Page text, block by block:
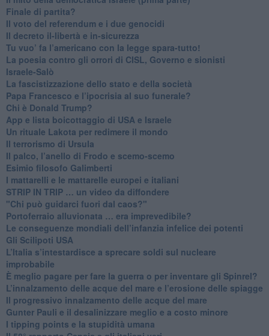
​Finale di partita?
​Il voto del referendum e i due genocidi
Il decreto il-libertà e in-sicurezza
Tu vuo’ fa l’americano con la legge spara-tutto!
La poesia contro gli orrori di CISL, Governo e sionisti
Israele-Salò
​La fascistizzazione dello stato e della società
Papa Francesco e l’ipocrisia al suo funerale?
​Chi è Donald Trump?
App e lista boicottaggio di USA e Israele
​Un rituale Lakota per redimere il mondo
Il terrorismo di Ursula
​Il palco, l’anello di Frodo e scemo-scemo
Esimio filosofo Galimberti
​I mattarelli e le mattarelle europei e italiani
​STRIP IN TRIP … un video da diffondere
"Chi può guidarci fuori dal caos?"
​Portoferraio alluvionata … era imprevedibile?
Le conseguenze mondiali dell’infanzia infelice dei potenti
​Gli Scilipoti USA
L’Italia s’intestardisce a sprecare soldi sul nucleare
improbabile
È meglio pagare per fare la guerra o per inventare gli Spinrel?
​L’innalzamento delle acque del mare e l’erosione delle spiagge
​Il progressivo innalzamento delle acque del mare
​Gunter Pauli e il desalinizzare meglio e a costo minore
I tipping points e la stupidità umana